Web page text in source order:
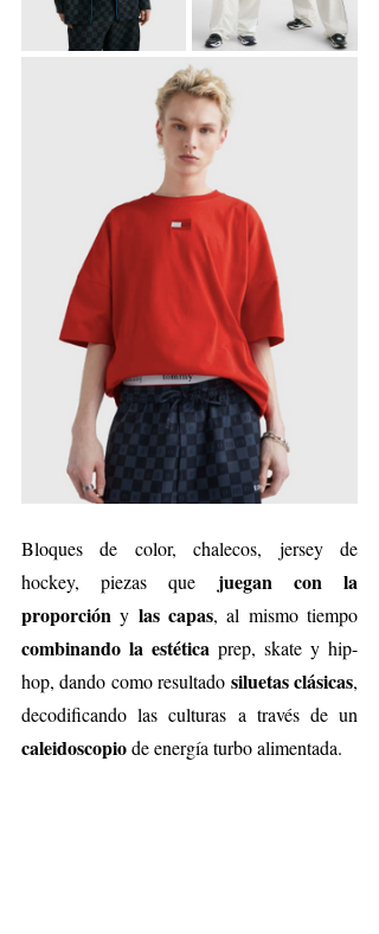
Bloques de color, chalecos, jersey de
hockey, piezas que juegan con la
proporción y las capas
combinando la estética prep, skate y hip-
hop, dando como resultado siluetas clásicas,
caleidoscopio de energía turbo alimentada.